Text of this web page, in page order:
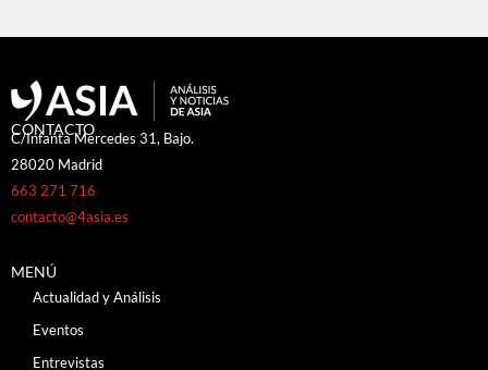
CONTACTO
C/Infanta Mercedes 31, Bajo.
28020 Madrid
663 271 716
contacto@4asia.es
MENÚ
Actualidad y Análisis
Eventos
Entrevistas